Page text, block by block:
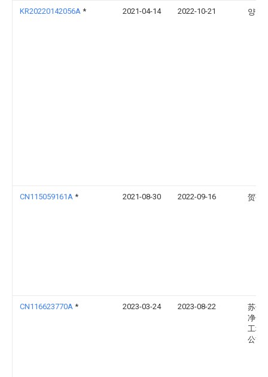
KR20220142056A * 2021-04-14 2022-10-21 양정
CN115059161A * 2021-08-30 2022-09-16 贺菊
CN116623770A * 2023-03-24 2023-08-22
苏州
净化
工程
公司